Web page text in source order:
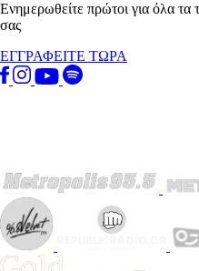
Ενημερωθείτε πρώτοι για όλα τα
σας
ΕΓΓΡΑΦΕΙΤΕ ΤΩΡΑ